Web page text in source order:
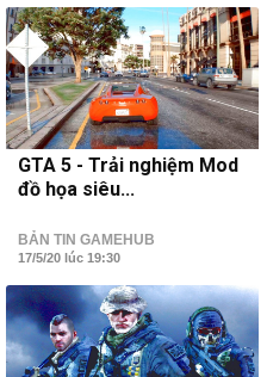
GTA 5 - Trải nghiệm Mod
đồ họa siêu...
BẢN TIN GAMEHUB
17/5/20 lúc 19:30